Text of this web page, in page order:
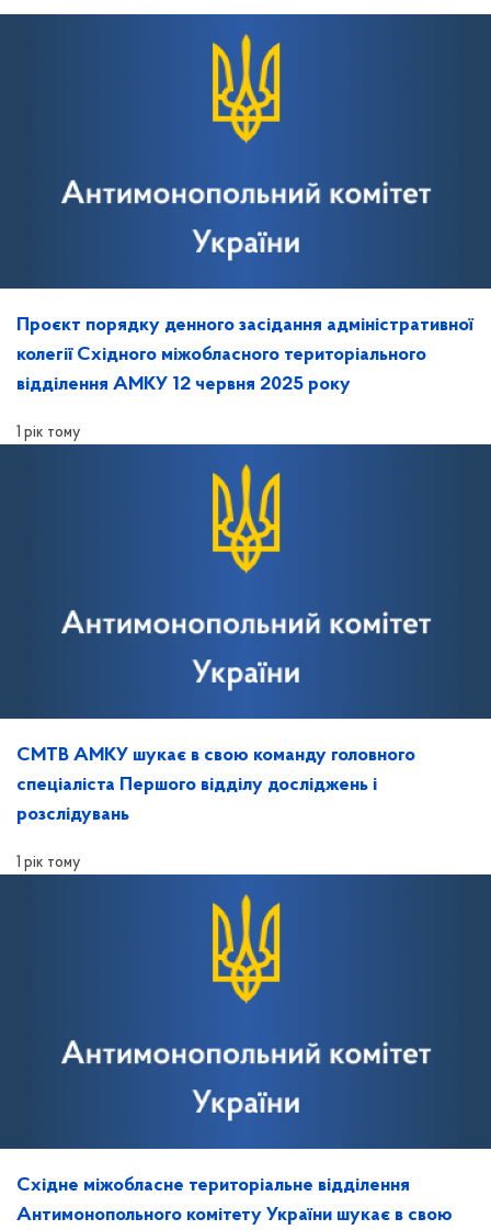
Проєкт порядку денного засідання адміністративної
колегії Східного міжобласного територіального
відділення АМКУ 12 червня 2025 року
1 рік тому
СМТВ АМКУ шукає в свою команду головного
спеціаліста Першого відділу досліджень і
розслідувань
1 рік тому
Східне міжобласне територіальне відділення
Антимонопольного комітету України шукає в свою